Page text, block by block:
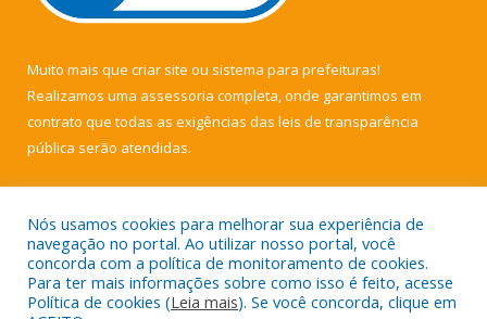
Muito mais que criar site ou sistema para prefeituras!
Realizamos uma assessoria completa, onde garantimos em
contrato que todas as exigências das leis de transparência
pública serão atendidas.
Todos os direitos reservados a Câmara Municipal de Muaná.
Nós usamos cookies para melhorar sua experiência de
navegação no portal. Ao utilizar nosso portal, você
concorda com a política de monitoramento de cookies.
Para ter mais informações sobre como isso é feito, acesse
Política de cookies (Leia mais). Se você concorda, clique em